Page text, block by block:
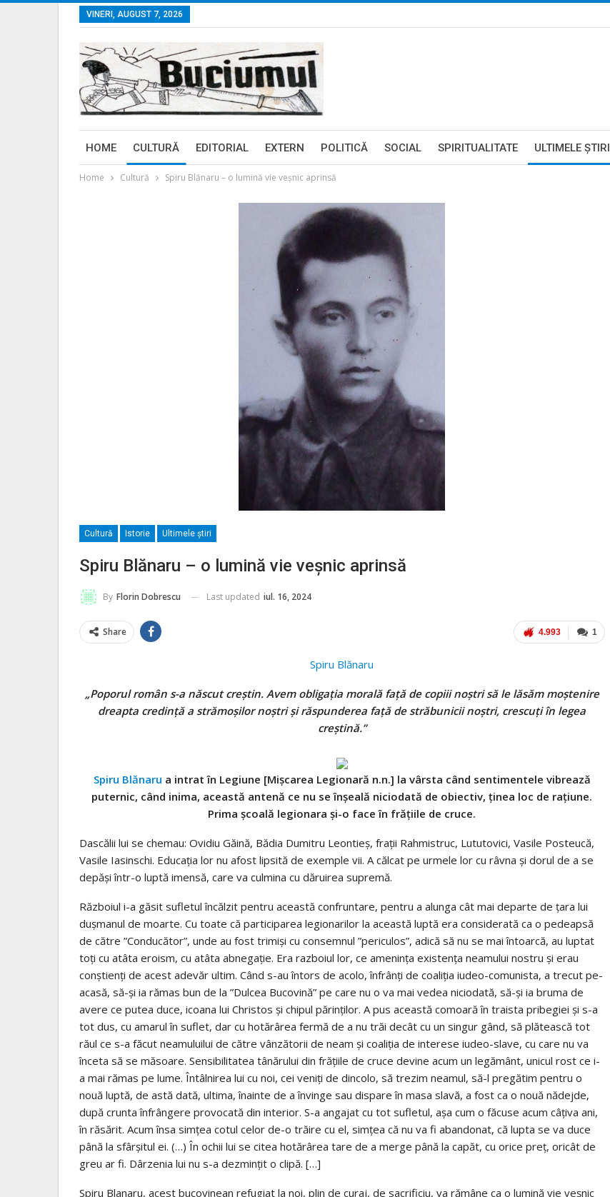
VINERI, AUGUST 7, 2026
HOME CULTURĂ EDITORIAL EXTERN POLITICĂ SOCIAL SPIRITUALITATE ULTIMELE ŞTIRI
Home Cultură Spiru Blănaru – o lumină vie veșnic aprinsă
Cultură Istorie Ultimele ştiri
Spiru Blănaru – o lumină vie veșnic aprinsă
By Florin Dobrescu Last updated iul. 16, 2024
1
4.993
Share
Spiru Blănaru
„Poporul român s-a născut creștin. Avem obligația morală față de copiii noștri să le lăsăm moștenire
dreapta credință a strămoșilor noștri și răspunderea față de străbunicii noștri, crescuți în legea
creștină.”
Spiru Blănaru a intrat în Legiune [Mișcarea Legionară n.n.] la vârsta când sentimentele vibrează
puternic, când inima, această antenă ce nu se înşeală niciodată de obiectiv, ţinea loc de raţiune.
Prima şcoală legionara şi-o face în frăţiile de cruce.
Dascălii lui se chemau: Ovidiu Găină, Bădia Dumitru Leontieș, frații Rahmistruc, Lututovici, Vasile Posteucă,
Vasile Iasinschi. Educaţia lor nu afost lipsită de exemple vii. A călcat pe urmele lor cu râvna şi dorul de a se
depăși într-o luptă imensă, care va culmina cu dăruirea supremă.
Războiul i-a găsit sufletul încălzit pentru această confruntare, pentru a alunga cât mai departe de ţara lui
duşmanul de moarte. Cu toate că participarea legionarilor la această luptă era considerată ca o pedeapsă
de către ”Conducător”, unde au fost trimişi cu consemnul ”periculos”, adică să nu se mai întoarcă, au luptat
toţi cu atâta eroism, cu atâta abnegație. Era razboiul lor, ce ameninţa existenţa neamului nostru şi erau
conştienţi de acest adevăr ultim. Când s-au întors de acolo, înfrânţi de coaliția iudeo-comunista, a trecut pe-
acasă, să-şi ia rămas bun de la ”Dulcea Bucovină” pe care nu o va mai vedea niciodată, să-şi ia bruma de
avere ce putea duce, icoana lui Christos şi chipul părinţilor. A pus această comoară în traista pribegiei şi s-a
tot dus, cu amarul în suflet, dar cu hotărârea fermă de a nu trăi decât cu un singur gând, să plătească tot
răul ce s-a făcut neamuluilui de către vânzătorii de neam şi coaliţia de interese iudeo-slave, cu care nu va
înceta să se măsoare. Sensibilitatea tânărului din frăţiile de cruce devine acum un legământ, unicul rost ce i-
a mai rămas pe lume. Întâlnirea lui cu noi, cei veniţi de dincolo, să trezim neamul, să-l pregătim pentru o
nouă luptă, de astă dată, ultima, înainte de a învinge sau dispare în masa slavă, a fost ca o nouă nădejde,
după crunta înfrângere provocată din interior. S-a angajat cu tot sufletul, aşa cum o făcuse acum câţiva ani,
în răsărit. Acum însa simţea cotul celor de-o trăire cu el, simţea că nu va fi abandonat, că lupta se va duce
până la sfârşitul ei. (…) În ochii lui se citea hotărârea tare de a merge până la capăt, cu orice preţ, oricât de
greu ar fi. Dârzenia lui nu s-a dezminţit o clipă. […]
Spiru Blanaru, acest bucovinean refugiat la noi, plin de curaj, de sacrificiu, va rămâne ca o lumină vie veşnic